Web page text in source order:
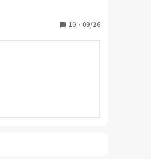
19 ・ 09/26